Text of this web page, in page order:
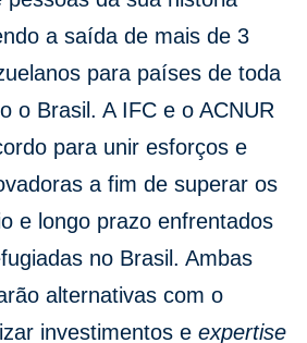
a saída de mais de 3
para países de toda
o Brasil. A IFC e o ACNUR
para unir esforços e
a fim de superar os
e longo prazo enfrentados
no Brasil. Ambas
alternativas com o
investimentos e expertise